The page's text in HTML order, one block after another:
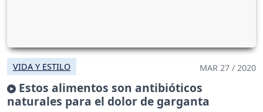
VIDA Y ESTILO MAR 27 / 2020
Estos alimentos son antibióticos
naturales para el dolor de garganta